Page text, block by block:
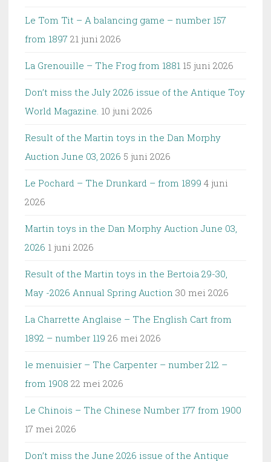
Le Tom Tit – A balancing game – number 157
from 1897 21 juni 2026
La Grenouille – The Frog from 1881 15 juni 2026
Don’t miss the July 2026 issue of the Antique Toy
World Magazine. 10 juni 2026
Result of the Martin toys in the Dan Morphy
Auction June 03, 2026 5 juni 2026
Le Pochard – The Drunkard – from 1899 4 juni
2026
Martin toys in the Dan Morphy Auction June 03,
2026 1 juni 2026
Result of the Martin toys in the Bertoia 29-30,
May -2026 Annual Spring Auction 30 mei 2026
La Charrette Anglaise – The English Cart from
1892 – number 119 26 mei 2026
le menuisier – The Carpenter – number 212 –
from 1908 22 mei 2026
Le Chinois – The Chinese Number 177 from 1900
17 mei 2026
Don’t miss the June 2026 issue of the Antique